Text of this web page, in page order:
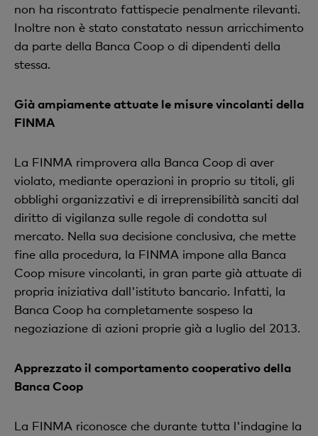
non ha riscontrato fattispecie penalmente rilevanti.
Inoltre non è stato constatato nessun arricchimento
da parte della Banca Coop o di dipendenti della
stessa.
Già ampiamente attuate le misure vincolanti della
FINMA
La FINMA rimprovera alla Banca Coop di aver
violato, mediante operazioni in proprio su titoli, gli
obblighi organizzativi e di irreprensibilità sanciti dal
diritto di vigilanza sulle regole di condotta sul
mercato. Nella sua decisione conclusiva, che mette
fine alla procedura, la FINMA impone alla Banca
Coop misure vincolanti, in gran parte già attuate di
propria iniziativa dall'istituto bancario. Infatti, la
Banca Coop ha completamente sospeso la
negoziazione di azioni proprie già a luglio del 2013.
Apprezzato il comportamento cooperativo della
Banca Coop
La FINMA riconosce che durante tutta l'indagine la